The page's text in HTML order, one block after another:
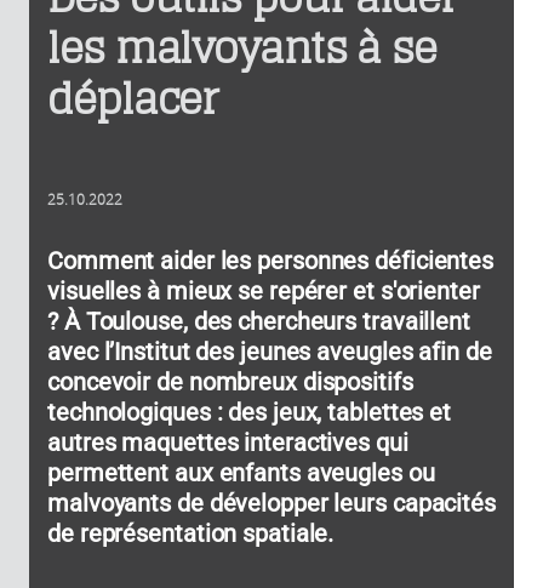
les malvoyants à se
déplacer
25.10.2022
Comment aider les personnes déficientes
visuelles à mieux se repérer et s'orienter
? À Toulouse, des chercheurs travaillent
avec l’Institut des jeunes aveugles afin de
concevoir de nombreux dispositifs
technologiques : des jeux, tablettes et
autres maquettes interactives qui
permettent aux enfants aveugles ou
malvoyants de développer leurs capacités
de représentation spatiale.